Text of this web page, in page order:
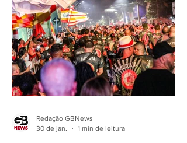
foco o combate ao assédio e à violência
contra a mulher durante a folia. De
acordo com a deputada, diversas
equipes de trabalho atuarão
simultaneamente n
Redação GBNews
30 de jan.
1 min de leitura